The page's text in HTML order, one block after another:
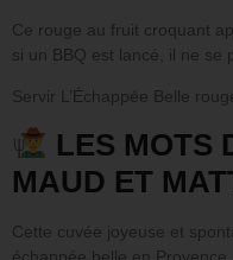
Ce rouge au fruit croquant
si un BBQ est lancé, il ne se
Servir L’Échappée Belle
LES MOTS
MAUD ET
Cette cuvée joyeuse et
échappée belle en